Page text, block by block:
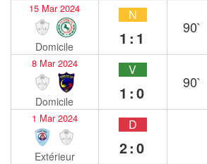
15 Mar 2024
Domicile
N
1:1
90`
8 Mar 2024
Domicile
V
1:0
90`
1 Mar 2024
Extérieur
D
2:0